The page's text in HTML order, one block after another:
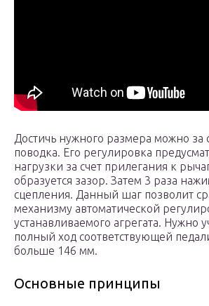
Достичь нужного размера можно за
поводка. Его регулировка
нагрузки за счет прилегания к
образуется зазор. Затем 3 раза
сцепления. Данный шаг позволит
механизму автоматической
устанавливаемого агрегата. Нужно
полный ход соответствующей
больше 146 мм.
Основные принципы